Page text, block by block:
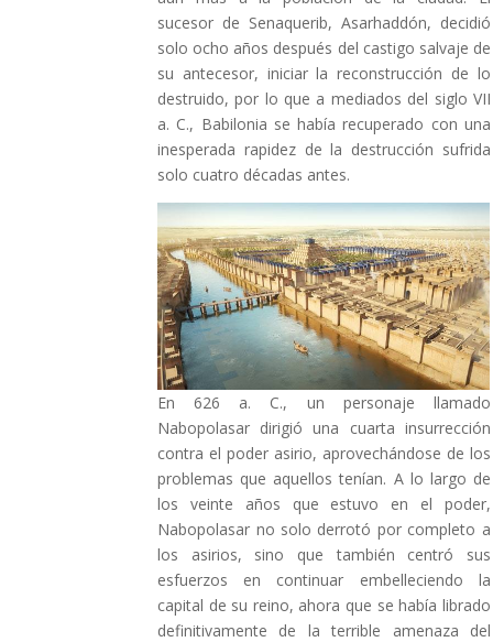
sucesor de Senaquerib, Asarhaddón, decidió
solo ocho años después del castigo salvaje de
su antecesor, iniciar la reconstrucción de lo
destruido, por lo que a mediados del siglo VII
a. C., Babilonia se había recuperado con una
inesperada rapidez de la destrucción sufrida
solo cuatro décadas antes.
En 626 a. C., un personaje llamado
Nabopolasar dirigió una cuarta insurrección
contra el poder asirio, aprovechándose de los
problemas que aquellos tenían. A lo largo de
los veinte años que estuvo en el poder,
Nabopolasar no solo derrotó por completo a
los asirios, sino que también centró sus
esfuerzos en continuar embelleciendo la
capital de su reino, ahora que se había librado
definitivamente de la terrible amenaza del